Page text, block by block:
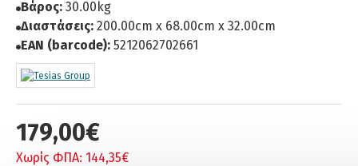
179,00€
Χωρίς ΦΠΑ: 144,35€
Βάρος: 30.00kg
Διαστάσεις: 200.00cm x 68.00cm x 32.00cm
EAN (barcode): 5212062702661